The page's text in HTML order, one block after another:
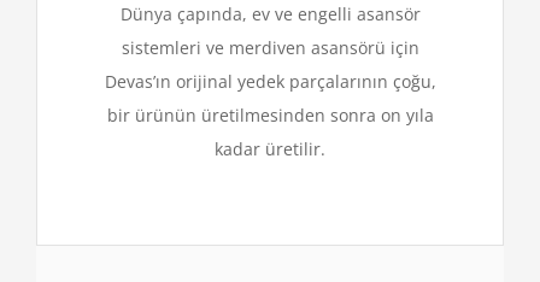
Dünya çapında, ev ve engelli asansör
sistemleri ve merdiven asansörü için
Devas’ın orijinal yedek parçalarının çoğu,
bir ürünün üretilmesinden sonra on yıla
kadar üretilir.